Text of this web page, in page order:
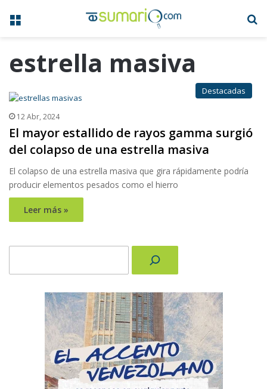
Menú
estrella masiva
Destacadas
12 Abr, 2024
El mayor estallido de rayos gamma surgió
del colapso de una estrella masiva
El colapso de una estrella masiva que gira rápidamente podría
producir elementos pesados como el hierro
Leer más »